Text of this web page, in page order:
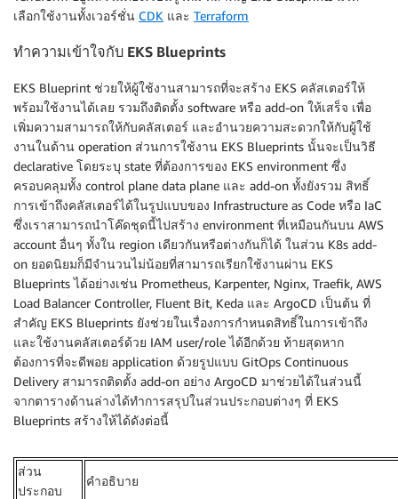
เลือกใช้งานทั้งเวอร์ชั่น CDK และ Terraform
ทำความเข้าใจกับ EKS Blueprints
EKS Blueprint ช่วยให้ผู้ใช้งานสามารถที่จะสร้าง EKS คลัสเตอร์ให้
พร้อมใช้งานได้เลย รวมถึงติดตั้ง software หรือ add-on ให้เสร็จ เพื่อ
เพิ่มความสามารถให้กับคลัสเตอร์ และอำนวยความสะดวกให้กับผู้ใช้
งานในด้าน operation ส่วนการใช้งาน EKS Blueprints นั้นจะเป็นวิธี
declarative โดยระบุ state ที่ต้องการของ EKS environment ซึ่ง
ครอบคลุมทั้ง control plane data plane และ add-on ทั้งยังรวม สิทธิ์
การเข้าถึงคลัสเตอร์ได้ในรูปแบบของ Infrastructure as Code หรือ IaC
ซึ่งเราสามารถนำโค๊ดชุดนี้ไปสร้าง environment ที่เหมือนกันบน AWS
account อื่นๆ ทั้งใน region เดียวกันหรือต่างกันก็ได้ ในส่วน K8s add-
on ยอดนิยมก็มีจำนวนไม่น้อยที่สามารถเรียกใช้งานผ่าน EKS
Blueprints ได้อย่างเช่น Prometheus, Karpenter, Nginx, Traefik, AWS
Load Balancer Controller, Fluent Bit, Keda และ ArgoCD เป็นต้น ที่
สำคัญ EKS Blueprints ยังช่วยในเรื่องการกำหนดสิทธิ์ในการเข้าถึง
และใช้งานคลัสเตอร์ด้วย IAM user/role ได้อีกด้วย ท้ายสุดหาก
ต้องการที่จะดีพอย application ด้วยรูปแบบ GitOps Continuous
Delivery สามารถติดตั้ง add-on อย่าง ArgoCD มาช่วยได้ในส่วนนี้
จากตารางด้านล่างได้ทำการสรุปในส่วนประกอบต่างๆ ที่ EKS
Blueprints สร้างให้ได้ดังต่อนี้
ส่วน
ประกอบ
คำอธิบาย